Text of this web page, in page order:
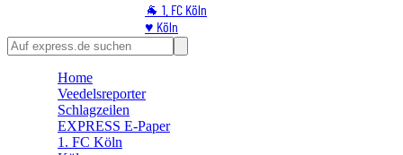
🐐 1. FC Köln
♥️ Köln
⭐ Promi
🛒 Shoppingwelt
Home
Veedelsreporter
Schlagzeilen
EXPRESS E-Paper
1. FC Köln